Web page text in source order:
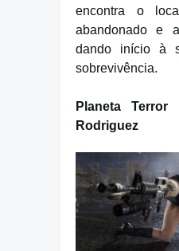
encontra o
abandonado e
dando início à
sobrevivência.
Planeta
Rodriguez